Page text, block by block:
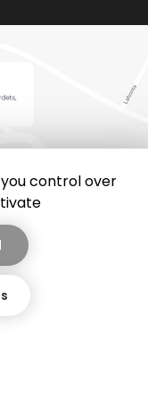
en-Barétous
utiles
you control over